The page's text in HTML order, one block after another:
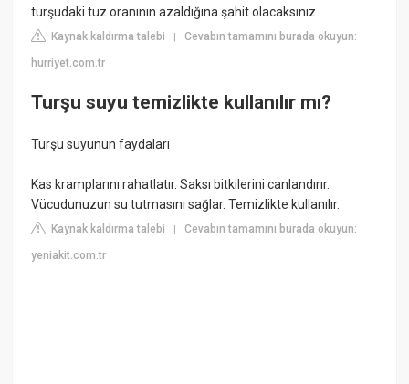
turşudaki tuz oranının azaldığına şahit olacaksınız.
Kaynak kaldırma talebi |Cevabın tamamını burada okuyun:
hurriyet.com.tr
Turşu suyu temizlikte kullanılır mı?
Turşu suyunun faydaları
Kas kramplarını rahatlatır. Saksı bitkilerini canlandırır.
Vücudunuzun su tutmasını sağlar. Temizlikte kullanılır.
Kaynak kaldırma talebi |Cevabın tamamını burada okuyun:
yeniakit.com.tr